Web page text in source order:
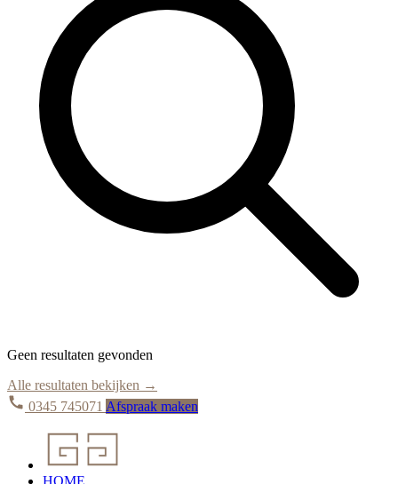
Geen resultaten gevonden
Alle resultaten bekijken →
0345 745071 Afspraak maken
HOME